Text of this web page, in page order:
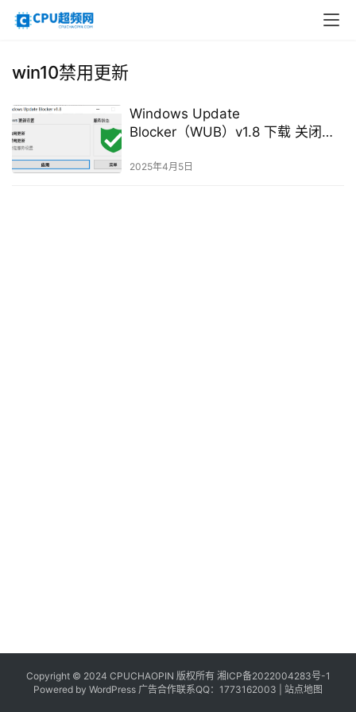
win10禁用更新
Windows Update
Blocker（WUB）v1.8 下载 关闭系
2025年4月5日
Copyright © 2024 CPUCHAOPIN 版权所有 湘ICP备2022004283号-1
Powered by WordPress 广告合作联系QQ：1773162003 | 站点地图